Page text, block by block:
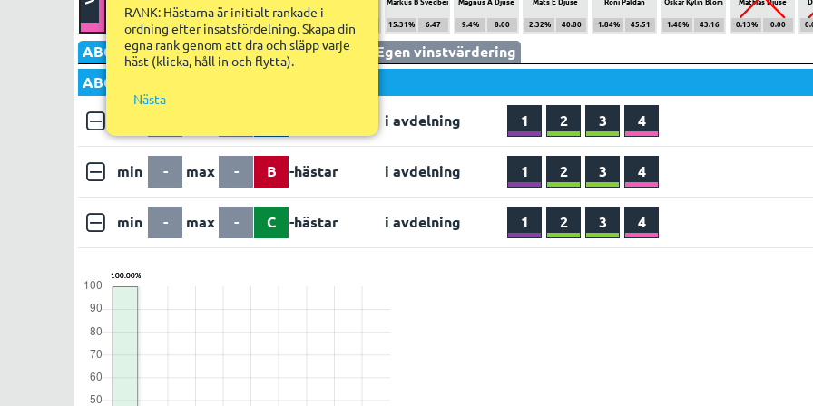
5.32
Björn Goop
100%/1
16.83% 5.48 16.71% 2.94 15.88% 15.31% 6.47
Markus B Svedberg
9.4% 8.00
Magnus A Djuse
2.32% 40.80
Mats E Djuse
1.84% 45.51
Roni Paldan
1.48% 43.16
Oskar Kylin Blom
0.13% 0.00
Mattias Djuse
ABC Utgång Poäng Faktor Utdelning Egen vinstvärdering
ABC set 1
i avdelning 1 2 3 4
min - max - B -hästar i avdelning 1 2 3 4
min - max - C -hästar i avdelning 1 2 3 4
RANK: Hästarna är initialt rankade i
ordning efter insatsfördelning. Skapa din
egna rank genom att dra och släpp varje
häst (klicka, håll in och flytta).
Nästa